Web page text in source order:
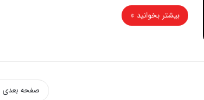
بیشتر بخوانید »
صفحه بعدی